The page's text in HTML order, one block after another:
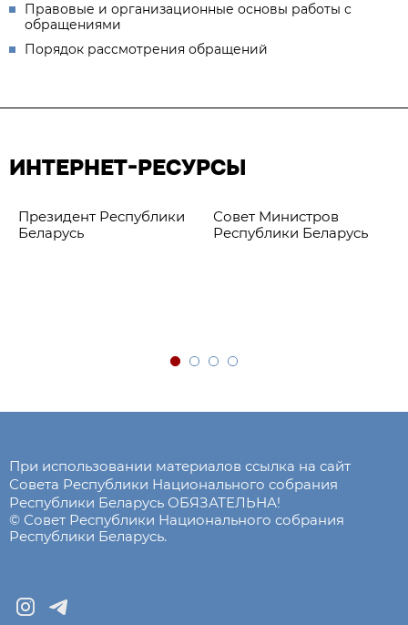
Правовые и организационные основы работы с
обращениями
Порядок рассмотрения обращений
ИНТЕРНЕТ-РЕСУРСЫ
Президент Республики
Беларусь
Совет Министров
Республики Беларусь
При использовании материалов ссылка на сайт
Совета Республики Национального собрания
Республики Беларусь ОБЯЗАТЕЛЬНА!
© Совет Республики Национального собрания
Республики Беларусь.